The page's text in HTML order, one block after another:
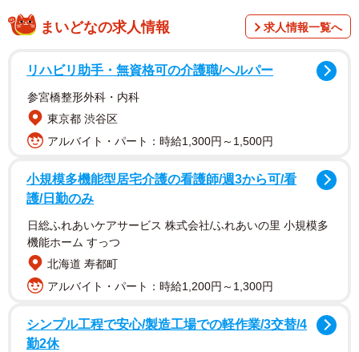
まいどなの求人情報 求人情報一覧へ
リハビリ助手・無資格可の介護職/ヘルパー
参宮橋整形外科・内科
東京都 渋谷区
アルバイト・パート：時給1,300円～1,500円
小規模多機能型居宅介護の看護師/週3から可/看
護/日勤のみ
日総ふれあいケアサービス 株式会社/ふれあいの里 小規模多
機能ホーム すっつ
北海道 寿都町
アルバイト・パート：時給1,200円～1,300円
シンプル工程で安心/製造工場での軽作業/3交替/4
勤2休